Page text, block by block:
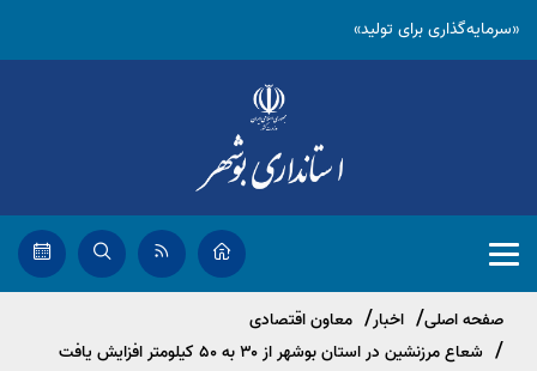
«سرمایه‌گذاری برای تولید»
صفحه اصلی اخبار
معاون اقتصادی
شعاع مرزنشین در استان بوشهر از ۳۰ به ۵۰ کیلومتر افزایش یافت